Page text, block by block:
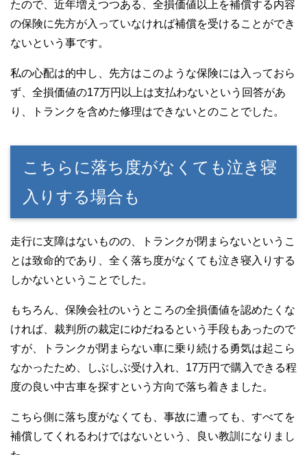
たので、近年増えつつある、全損価値以上を補償する内容
の保険に先方が入っていなければ補償を受けることができ
ないという事です。
私の心配は的中し、先方はこのような保険には入っておら
ず、全損価値の17万円以上は支払わないという回答があ
り、トランクを含めた修理はできないとのことでした。
こちらに落ち度がなくても泣き寝
入りする場合も
走行に支障はないものの、トランクが閉まらないというこ
とは致命的であり、全く落ち度がなくても泣き寝入りする
しかないということでした。
もちろん、保険会社のいうところの全損価値を認めたくな
ければ、裁判所の裁定にゆだねるという手段もあったので
すが、トランクが閉まらない車に乗り続ける勇気は起こら
なかったため、しぶしぶ受け入れ、17万円で購入できる程
度の良い中古車を探すという方向で落ち着きました。
こちら側に落ち度がなくても、事故に遭っても、すべてを
補償してくれるわけではないという、良い教訓になりまし